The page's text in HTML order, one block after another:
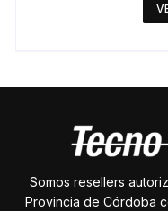
Somos resellers
Provincia de Córdoba